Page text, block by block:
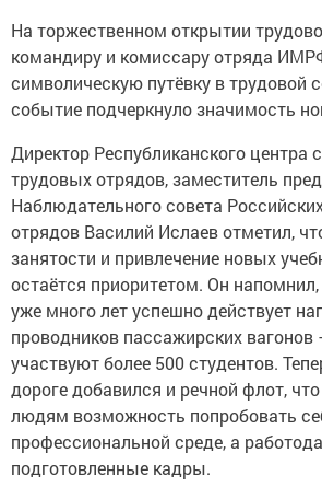
На торжественном открытии
командиру и комиссару отряда
символическую путёвку в трудовой
событие подчеркнуло значимость
Директор Республиканского центра
трудовых отрядов, заместитель
Наблюдательного совета
отрядов Василий Ислаев отметил,
занятости и привлечение новых
остаётся приоритетом. Он напомнил,
уже много лет успешно действует
проводников пассажирских
участвуют более 500 студентов.
дороге добавился и речной флот,
людям возможность попробовать
профессиональной среде, а
подготовленные кадры.